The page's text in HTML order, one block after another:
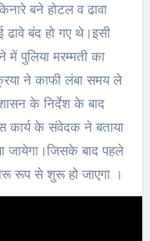
बने होटल व ढावा
ढावे बंद हो गए थे।इसी
में पुलिया मरम्मती का
ने काफी लंबा समय ले
के निर्देश के बाद
कार्य के संवेदक ने बताया
जायेगा।जिसके बाद पहले
रूप से शुरू हो जाएगा ।